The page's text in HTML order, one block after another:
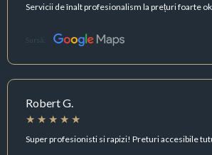
Servicii de înalt profesionalism la prețuri foarte
Sursă:
Robert G.
Super profesionisti si rapizi! Preturi accesibile